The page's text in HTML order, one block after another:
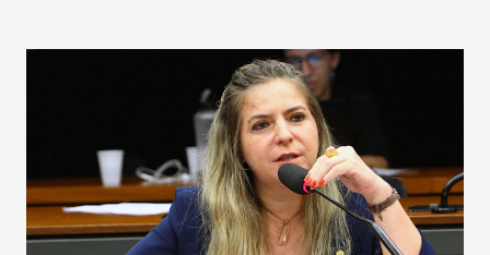
vibrando com a parceria com o Governo do Estado, pois
abrimos canais de discussão de soluções em busca de
resultados efetivos. Firmamos um amplo acordo social,
como a Cidade Inteligente em Fortaleza e um Polo de
Saúde Eusébio-Fortaleza. Temos um futuro promissor. Um
caminho sem volta para o Ceará na área de tecnologia e